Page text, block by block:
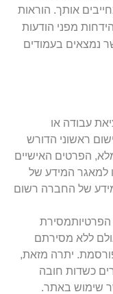
אותך. הוראות
מפני הודעות
נמצאים בעמודים
עבודה או
ראשוני הדורש
הפרטים האישיים
למאגר המידע של
של החברה רשום
11 לחוק הגנת הפרטיותמסירת
ללא מסירתם
יתרה מזאת,
כשדות חובה
שימוש באתר.